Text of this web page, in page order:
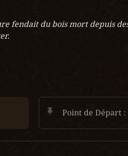
fendait du bois mort depuis
Point de Départ :